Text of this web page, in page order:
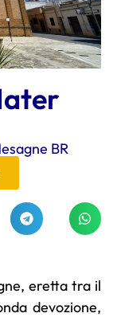
BR
eretta tra il
devozione,